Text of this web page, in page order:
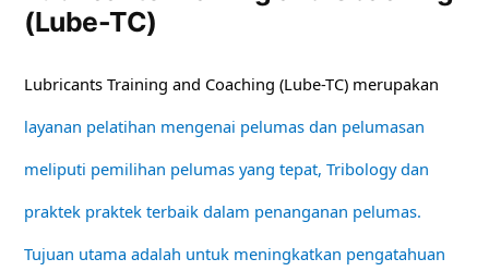
(Lube-TC)
Lubricants Training and Coaching (Lube-TC) merupakan
layanan pelatihan mengenai pelumas dan pelumasan
meliputi pemilihan pelumas yang tepat, Tribology dan
praktek praktek terbaik dalam penanganan pelumas.
Tujuan utama adalah untuk meningkatkan pengatahuan